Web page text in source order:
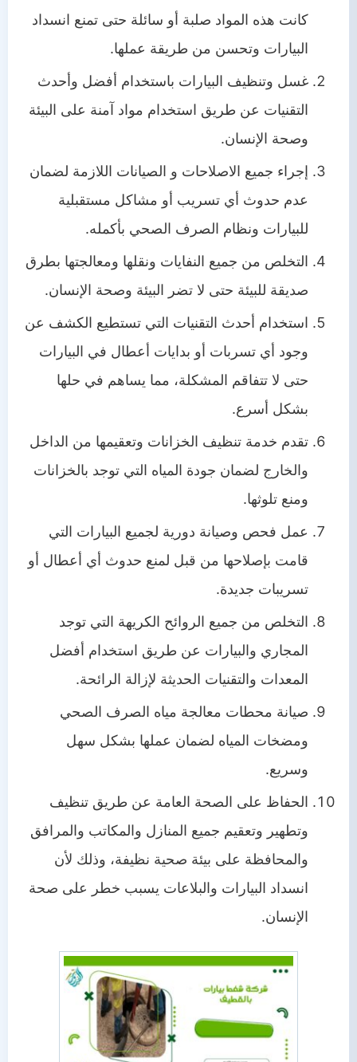
كانت هذه المواد صلبة أو سائلة حتى تمنع انسداد
البيارات وتحسن من طريقة عملها.
غسل وتنظيف البيارات باستخدام أفضل وأحدث
التقنيات عن طريق استخدام مواد آمنة على البيئة
وصحة الإنسان.
إجراء جميع الاصلاحات و الصيانات اللازمة لضمان
عدم حدوث أي تسريب أو مشاكل مستقبلية
للبيارات ونظام الصرف الصحي بأكمله.
التخلص من جميع النفايات ونقلها ومعالجتها بطرق
صديقة للبيئة حتى لا تضر البيئة وصحة الإنسان.
استخدام أحدث التقنيات التي تستطيع الكشف عن
وجود أي تسربات أو بدايات أعطال في البيارات
حتى لا تتفاقم المشكلة، مما يساهم في حلها
بشكل أسرع.
تقدم خدمة تنظيف الخزانات وتعقيمها من الداخل
والخارج لضمان جودة المياه التي توجد بالخزانات
ومنع تلوثها.
عمل فحص وصيانة دورية لجميع البيارات التي
قامت بإصلاحها من قبل لمنع حدوث أي أعطال أو
تسريبات جديدة.
التخلص من جميع الروائح الكريهة التي توجد
المجاري والبيارات عن طريق استخدام أفضل
المعدات والتقنيات الحديثة لإزالة الرائحة.
صيانة محطات معالجة مياه الصرف الصحي
ومضخات المياه لضمان عملها بشكل سهل
وسريع.
الحفاظ على الصحة العامة عن طريق تنظيف
وتطهير وتعقيم جميع المنازل والمكاتب والمرافق
والمحافظة على بيئة صحية نظيفة، وذلك لأن
انسداد البيارات والبلاعات يسبب خطر على صحة
الإنسان.